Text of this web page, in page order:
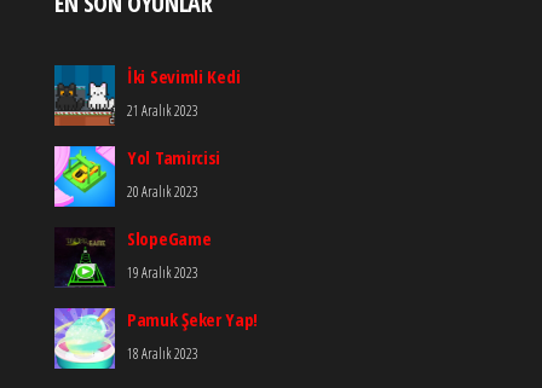
İki Sevimli Kedi
21 Aralık 2023
Yol Tamircisi
20 Aralık 2023
SlopeGame
19 Aralık 2023
Pamuk Şeker Yap!
18 Aralık 2023